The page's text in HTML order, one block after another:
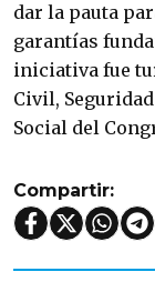
dar la pauta
garantías
iniciativa fue
Civil,
Social del
Compartir: